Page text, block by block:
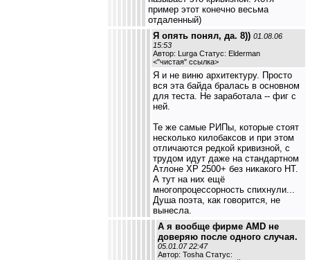
пример этот конечно весьма
отдаленный)
Я опять понял, да. 8)) 01.08.06
15:53
Автор: Lurga Статус: Elderman
<"чистая" ссылка>
Я и не виню архитектуру. Просто
вся эта байда бралась в основном
для теста. Не заработала -- фиг с
ней.
Те же самые РИПы, которые стоят
несколько килобаксов и при этом
отличаются редкой кривизной, с
трудом идут даже на стандартном
Атлоне ХР 2500+ без никакого НТ.
А тут на них ещё
многопроцессорность спихнули...
Душа поэта, как говорится, не
вынесла.
А я вообще фирме AMD не
доверяю после одного случая.
05.01.07 22:47
Автор: Tosha Статус: